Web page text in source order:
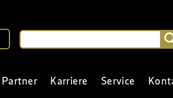
Partner Karriere Service